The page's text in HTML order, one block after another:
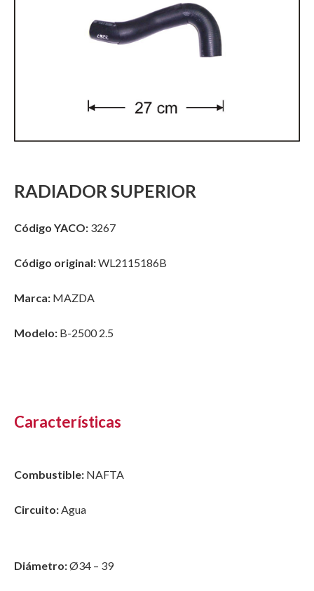
RADIADOR SUPERIOR
Código YACO: 3267
Código original:WL2115186B
Marca: MAZDA
Modelo: B-2500 2.5
Características
Combustible: NAFTA
Circuito:Agua
Diámetro:Ø34 – 39